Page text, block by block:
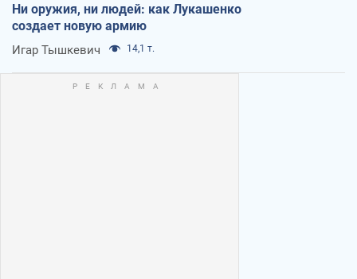
Ни оружия, ни людей: как Лукашенко
создает новую армию
Игар Тышкевич 14,1 т.